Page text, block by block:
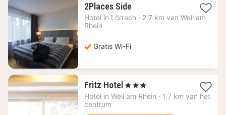
2Places Side1
nacht
€
Hotel in Lörrach · 2.7 km van Weil am
Rhein
Gratis Wi-Fi
Fritz Hotel 1
nacht
, 3 Sterren
Hotel in Weil am Rhein · 1.7 km van het
centrum